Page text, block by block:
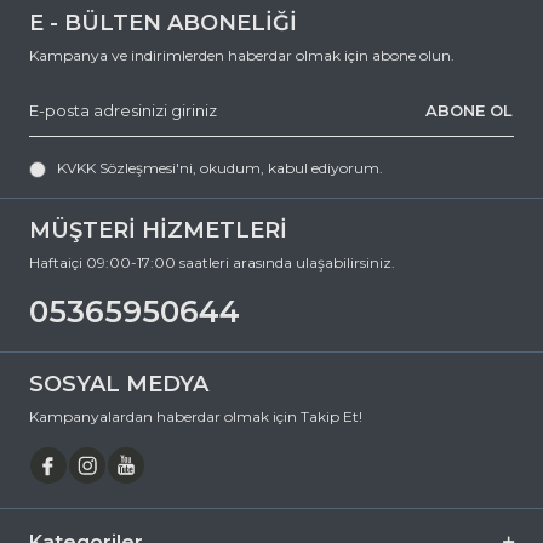
MÜŞTERİ HİZMETLERİ
Haftaiçi 09:00-17:00 saatleri arasında ulaşabilirsiniz.
05365950644
E - BÜLTEN ABONELİĞİ
Kampanya ve indirimlerden haberdar olmak için abone olun.
ABONE OL
KVKK Sözleşmesi'ni, okudum, kabul ediyorum.
SOSYAL MEDYA
Kampanyalardan haberdar olmak için Takip Et!